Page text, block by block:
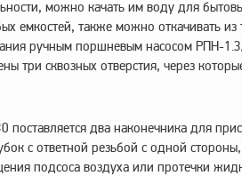
можно качать им воду для
емкостей, также можно откачивать
ручным поршневым насосом РПН-
три сквозных отверстия, через
два наконечника для
с ответной резьбой с одной
подсоса воздуха или протечки